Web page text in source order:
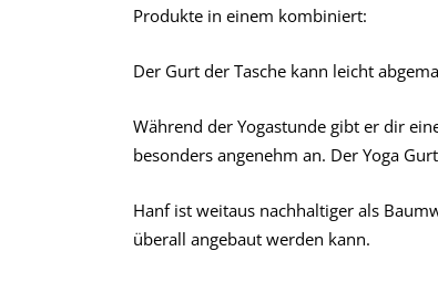
Produkte in einem kombiniert:
Der Gurt der Tasche kann leicht
Während der Yogastunde gibt er dir
besonders angenehm an. Der Yoga
Hanf ist weitaus nachhaltiger als
überall angebaut werden kann.